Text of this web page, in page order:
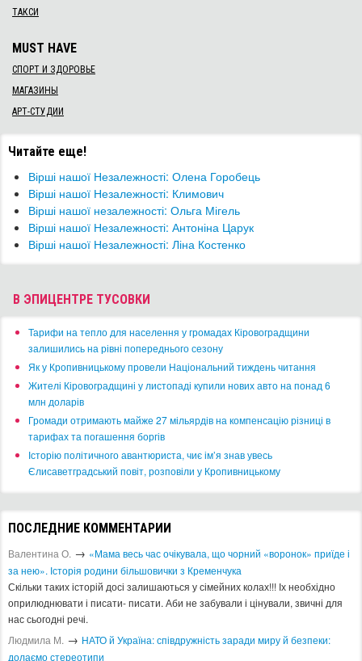
ТАКСИ
MUST HAVE
СПОРТ И ЗДОРОВЬЕ
МАГАЗИНЫ
АРТ-СТУДИИ
Читайте еще!
Вірші нашої Незалежності: Олена Горобець
Вірші нашої Незалежності: Климович
Вірші нашої незалежності: Ольга Мігель
Вірші нашої Незалежності: Антоніна Царук
Вірші нашої Незалежності: Ліна Костенко
В ЭПИЦЕНТРЕ ТУСОВКИ
​Тарифи на тепло для населення у громадах Кіровоградщини
залишились на рівні попереднього сезону
​Як у Кропивницькому провели Національний тиждень читання
​Жителі Кіровоградщині у листопаді купили нових авто на понад 6
млн доларів
​Громади отримають майже 27 мільярдів на компенсацію різниці в
тарифах та погашення боргів
Історію політичного авантюриста, чиє ім’я знав увесь
Єлисаветградський повіт, розповіли у Кропивницькому
ПОСЛЕДНИЕ КОММЕНТАРИИ
Валентина О. → «Мама весь час очікувала, що чорний «воронок» приїде і
за нею». Історія родини більшовички з Кременчука
Скільки таких історій досі залишаються у сімейних колах!!! Іх необхідно
оприлюднювати і писати- писати. Аби не забували і цінували, звичні для
нас сьогодні речі.
Людмила М. → ​НАТО й Україна: співдружність заради миру й безпеки:
долаємо стереотипи